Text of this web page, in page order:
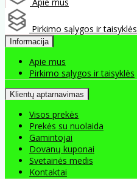
Apie mus
Pirkimo sąlygos ir taisyklės
Informacija
Apie mus
Pirkimo sąlygos ir taisyklės
Klientų aptarnavimas
Visos prekės
Prekės su nuolaida
Gamintojai
Dovanų kuponai
Svetainės medis
Kontaktai